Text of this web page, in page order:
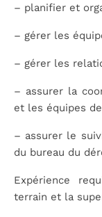
– planifier et
– gérer les
– gérer les
– assurer la
et les équipes
– assurer le
du bureau du
Expérience
terrain et la